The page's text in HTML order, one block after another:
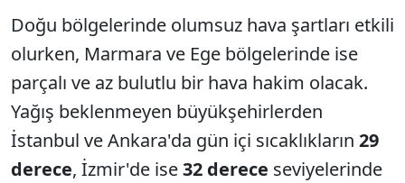
Doğu bölgelerinde olumsuz hava şartları etkili
olurken, Marmara ve Ege bölgelerinde ise
parçalı ve az bulutlu bir hava hakim olacak.
Yağış beklenmeyen büyükşehirlerden
İstanbul ve Ankara'da gün içi sıcaklıkların 29
derece, İzmir'de ise32 derece seviyelerinde